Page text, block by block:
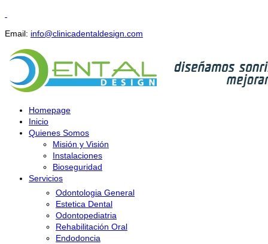
Email: info@clinicadentaldesign.com
Homepage
Inicio
Quienes Somos
Misión y Visión
Instalaciones
Bioseguridad
Servicios
Odontologia General
Estetica Dental
Odontopediatria
Rehabilitación Oral
Endodoncia